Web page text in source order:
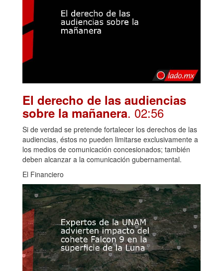
El derecho de las audiencias
sobre la mañanera. 02:56
Si de verdad se pretende fortalecer los derechos de las
audiencias, éstos no pueden limitarse exclusivamente a
los medios de comunicación concesionados; también
deben alcanzar a la comunicación gubernamental.
El Financiero